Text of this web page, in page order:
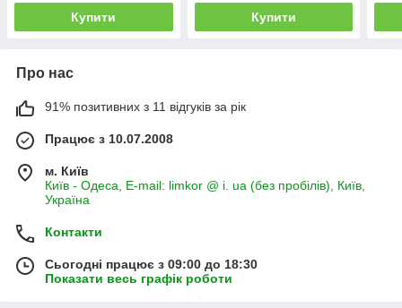
Купити Купити
Про нас
91% позитивних з 11 відгуків за рік
Працює з 10.07.2008
м. Київ
Київ - Одеса, E-mail: limkor @ i. ua (без пробілів), Київ,
Україна
Контакти
Сьогодні працює з 09:00 до 18:30
Показати весь графік роботи